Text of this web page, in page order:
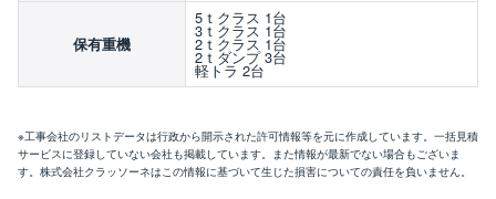
保有重機
5ｔクラス 1台
3ｔクラス 1台
2ｔクラス 1台
2ｔダンプ 3台
軽トラ 2台
※工事会社のリストデータは行政から開示された許可情報等を元に作成しています。一括見積
サービスに登録していない会社も掲載しています。また情報が最新でない場合もございま
す。株式会社クラッソーネはこの情報に基づいて生じた損害についての責任を負いません。